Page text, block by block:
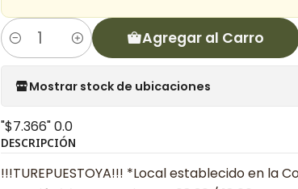
Cantidad Agregar al Carro
Mostrar stock de ubicaciones
"$7.366"0.0
DESCRIPCIÓN
!!!TUREPUESTOYA!!! *Local establecido en la